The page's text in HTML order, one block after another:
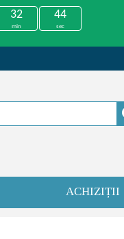
32
min
44
sec
ACHIZIȚII